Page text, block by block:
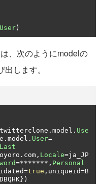
User )
、次のようにmodelの
します。
twitterclone . model . Use
. model . User=
Last
. com , Locale=ja_JP
=*******, Personal
=true , uniqueid=B
})